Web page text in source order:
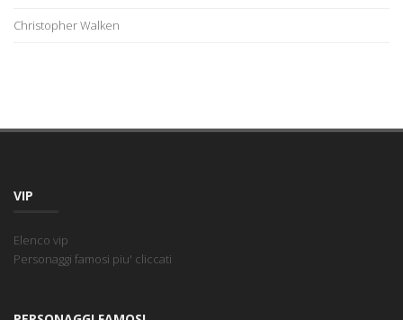
Christopher Walken
VIP
Elenco vip
Personaggi famosi piu' cliccati